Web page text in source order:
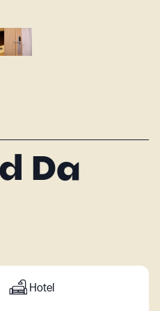
Da
Hotel